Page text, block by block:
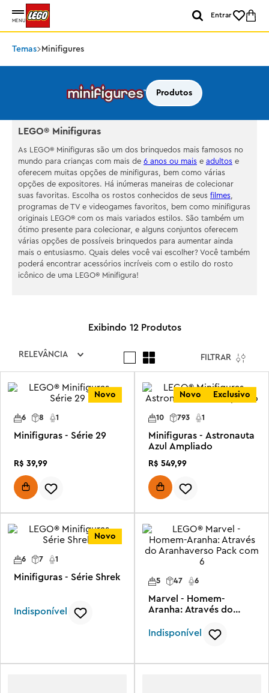
MENU
Entrar
Temas Minifigures
Produtos
LEGO® Minifiguras
As LEGO® Minifiguras são um dos brinquedos mais famosos no
mundo para crianças com mais de 6 anos ou mais e adultos e
oferecem muitas opções de minifiguras, bem como várias
opções de expositores. Há inúmeras maneiras de colecionar
suas favoritas. Escolha os rostos conhecidos de seus filmes,
programas de TV e videogames favoritos, bem como minifiguras
originais LEGO® com os mais variados estilos. São também um
ótimo presente para colecionar, e alguns conjuntos oferecem
várias opções de possíveis brinquedos para aumentar ainda
mais o entusiasmo. Quais deles você vai escolher? Você também
poderá encontrar acessórios incríveis com o estilo do rosto
icônico de uma LEGO® Minifigura!
12 Produtos
RELEVÂNCIA FILTRAR
Novo
1
8
6
Minifiguras - Série 29
R$ 39,99
Novo Exclusivo
10 1
793
Minifiguras - Astronauta
Azul Ampliado
R$ 549,99
Novo
7
6 1
Minifiguras - Série Shrek
Indisponível
5 6
47
Marvel - Homem-
Aranha: Através do
6Indisponível